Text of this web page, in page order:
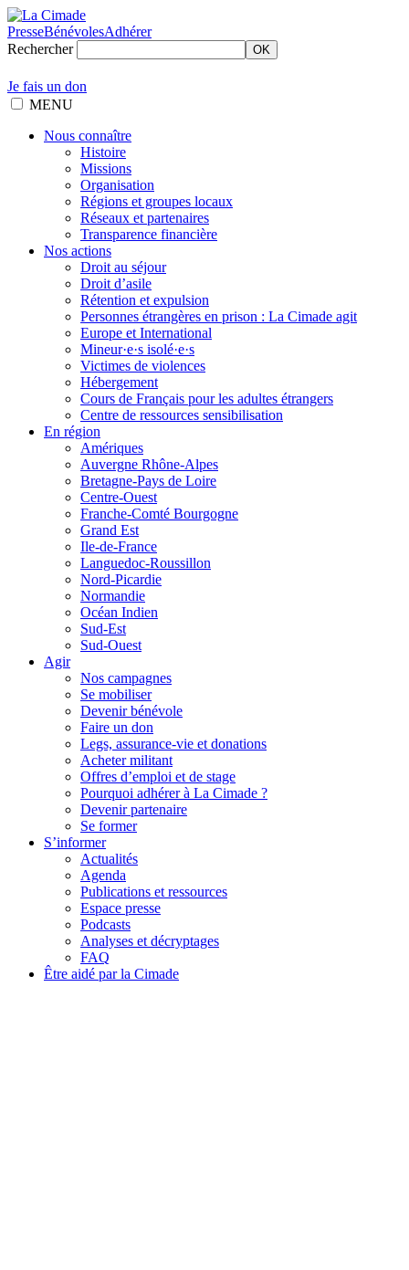
PresseBénévolesAdhérer
Rechercher
OK
Je fais un don
MENU
Nous connaître
Histoire
Missions
Organisation
Régions et groupes locaux
Réseaux et partenaires
Transparence financière
Nos actions
Droit au séjour
Droit d’asile
Rétention et expulsion
Personnes étrangères en prison : La Cimade agit
Europe et International
Mineur·e·s isolé·e·s
Victimes de violences
Hébergement
Cours de Français pour les adultes étrangers
Centre de ressources sensibilisation
En région
Amériques
Auvergne Rhône-Alpes
Bretagne-Pays de Loire
Centre-Ouest
Franche-Comté Bourgogne
Grand Est
Ile-de-France
Languedoc-Roussillon
Nord-Picardie
Normandie
Océan Indien
Sud-Est
Sud-Ouest
Agir
Nos campagnes
Se mobiliser
Devenir bénévole
Faire un don
Legs, assurance-vie et donations
Acheter militant
Offres d’emploi et de stage
Pourquoi adhérer à La Cimade ?
Devenir partenaire
Se former
S’informer
Actualités
Agenda
Publications et ressources
Espace presse
Podcasts
Analyses et décryptages
FAQ
Être aidé par la Cimade